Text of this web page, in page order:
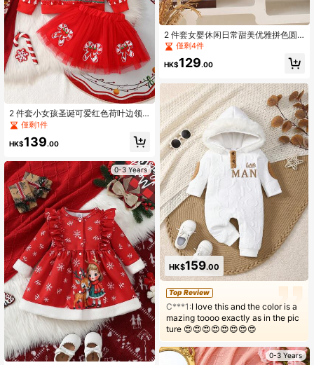
2 件套小女孩圣诞可爱红色荷叶边领
长袖圣诞数码印花罗纹袖口运动衫和
网眼裙套装，春秋
僅剩1件
HK$139.00
0-3 Years
2 件套女婴休闲日常甜美优雅拼色圆
领长袖层叠荷叶边蝴蝶结装饰上衣和
卡其色喇叭裤套装，春秋
僅剩4件
HK$129.00
HK$159.00
Top Review
C***1:I love this and the color is a
mazing toooo exactly as in the pic
ture 😍😍😍😍😍😍😍😍
0-3 Years